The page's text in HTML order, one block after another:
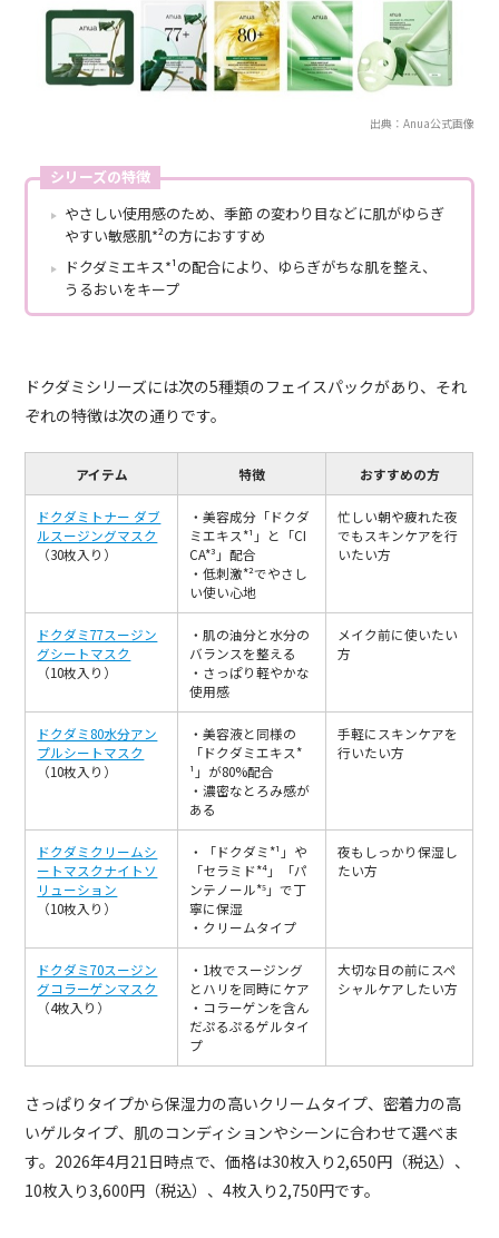
出典：Anua公式画像
シリーズの特徴
やさしい使用感のため、季節 の変わり目などに肌がゆらぎ
やすい敏感肌*²の方におすすめ
ドクダミエキス*¹の配合により、ゆらぎがちな肌を整え、
うるおいをキープ
ドクダミシリーズには次の5種類のフェイスパックがあり、それ
ぞれの特徴は次の通りです。
アイテム 特徴 おすすめの方
ドクダミトナー ダブ
ルスージングマスク
（30枚入り）
・美容成分「ドクダ
ミエキス*¹」と「CI
CA*³」配合
・低刺激*²でやさし
い使い心地
忙しい朝や疲れた夜
でもスキンケアを行
いたい方
ドクダミ77スージン
グシートマスク
（10枚入り）
・肌の油分と水分の
バランスを整える
・さっぱり軽やかな
使用感
メイク前に使いたい
方
ドクダミ80水分アン
プルシートマスク
（10枚入り）
・美容液と同様の
「ドクダミエキス*
¹」が80%配合
・濃密なとろみ感が
ある
手軽にスキンケアを
行いたい方
ドクダミクリームシ
ートマスクナイトソ
リューション
（10枚入り）
・「ドクダミ*¹」や
「セラミド*⁴」「パ
ンテノール*⁵」で丁
寧に保湿
・クリームタイプ
夜もしっかり保湿し
たい方
ドクダミ70スージン
グコラーゲンマスク
（4枚入り）
・1枚でスージング
とハリを同時にケア
・コラーゲンを含ん
だぷるぷるゲルタイ
プ
大切な日の前にスペ
シャルケアしたい方
さっぱりタイプから保湿力の高いクリームタイプ、密着力の高
いゲルタイプ、肌のコンディションやシーンに合わせて選べま
す。2026年4月21日時点で、価格は30枚入り2,650円（税込）、
10枚入り3,600円（税込）、4枚入り2,750円です。